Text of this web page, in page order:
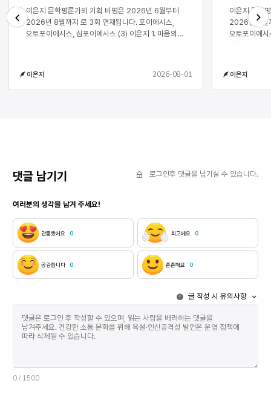
Previous
이은지 문학평론가의 기획 비평은 2026년 6월부터
2026년 8월까지 로 3회 연재됩니다. 포이에시스,
오토포이에시스, 심포이에시스 (3) 이은지 1. 마음의
구체적으로 어떻게 이루어지는가? 여기서 다시금
아리스토텔레스의 분류를 소환해 보자.
실천의 수단이 모두 “마음가짐”으로 정의된 것은
의미심장해 보인다. ‘마음’이 아닌 ‘마음가짐’이란
상태에 부합하게끔 처신하는 것으로서, 행위이자
태도를 가리킨다. 즉 마음가짐이란 특정한 마음을
불러일으키기 위한 몸가짐이라고 해도 무방하다.
그렇다면 제작과 실천을 위한 수단을 발휘하는 일이란
제작하거나 실천하는 마음에 상응하는 몸의 상태를
갖추는 일이 되는 셈이다. 우리는 맨 처음의 글에서
은둔을 바탕으로 한 마루야마 겐지의 창작론이 “몸과
‘자기 제작’의 실천에 도달하는 ‘자기 수련(askêsis)’을
강조했던 것을 살펴보았었다. 두 사례는 제작과 실천이
받아들이는 ‘열린 체계’로서의 기계가, 환경과의
상호작용 속에 자율적이고 주체적인 의식을 형성하는
이은지 2026-08-01
이은지 문학
2026년 8월까지
오토포이에시스, 심
성찰에서 자동화된 소
주어진 최초
발생에서부
동물과 달리
벌집을 짓는
자신을 비추어 볼 수
느낌을 표현
사물을 구분
이루어진 타
발현되는 이
이은지
Next
댓글 남기기 로그인후 댓글을 남기실 수 있습니다.
여러분의 생각을 남겨 주세요!
감동했어요 0 최고에요 0
공감합니다 0 훈훈해요 0
글 작성 시 유의사항
0 / 1500